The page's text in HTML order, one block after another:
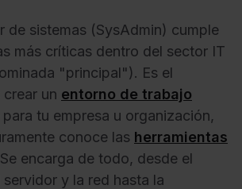
de sistemas (SysAdmin) cumple
más críticas dentro del sector IT
"principal"). Es el
un entorno de trabajo
tu empresa u organización,
conoce las herramientas
encarga de todo, desde el
y la red hasta la